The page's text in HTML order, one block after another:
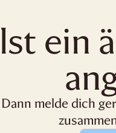
ein
Dann melde dich